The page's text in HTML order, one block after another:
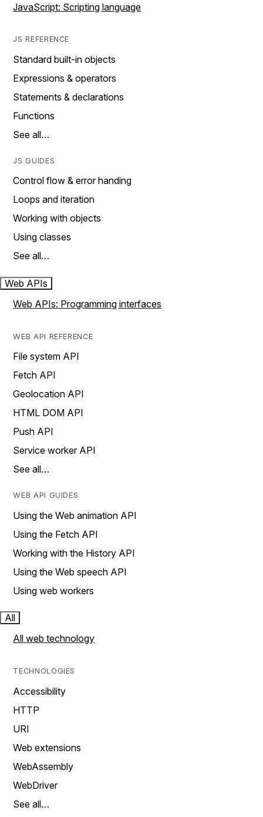
JavaScript: Scripting language
JS REFERENCE
Standard built-in objects
Expressions & operators
Statements & declarations
Functions
See all…
JS GUIDES
Control flow & error handing
Loops and iteration
Working with objects
Using classes
See all…
Web APIs
Web APIs: Programming interfaces
WEB API REFERENCE
File system API
Fetch API
Geolocation API
HTML DOM API
Push API
Service worker API
See all…
WEB API GUIDES
Using the Web animation API
Using the Fetch API
Working with the History API
Using the Web speech API
Using web workers
All
All web technology
TECHNOLOGIES
Accessibility
HTTP
URI
Web extensions
WebAssembly
WebDriver
See all…